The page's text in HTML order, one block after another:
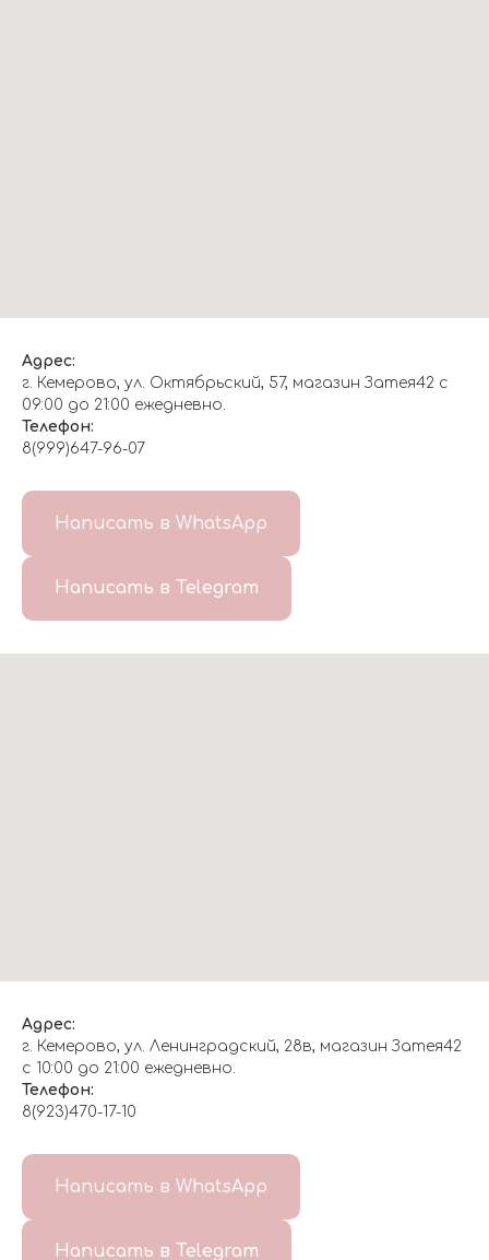
Адрес:
г. Кемерово, ул. Октябрьский, 57, магазин Затея42 с
09:00 до 21:00 ежедневно.
Телефон:
8(999)647-96-07
Написать в WhatsApp
Написать в Telegram
Адрес:
г. Кемерово, ул. Ленинградский, 28в, магазин Затея42
с 10:00 до 21:00 ежедневно.
Телефон:
8(923)470-17-10
Написать в WhatsApp
Написать в Telegram
ДОСТАВКА/